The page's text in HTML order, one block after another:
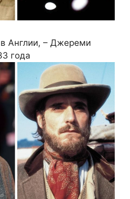
Англии, – Джереми
года